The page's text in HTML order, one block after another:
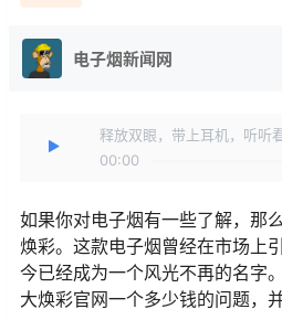
电子烟新闻网
释放双眼，带上耳机，听听
00:00
如果你对电子烟有一些了解，那
焕彩。这款电子烟曾经在市场上
今已经成为一个风光不再的名字
大焕彩官网一个多少钱的问题，